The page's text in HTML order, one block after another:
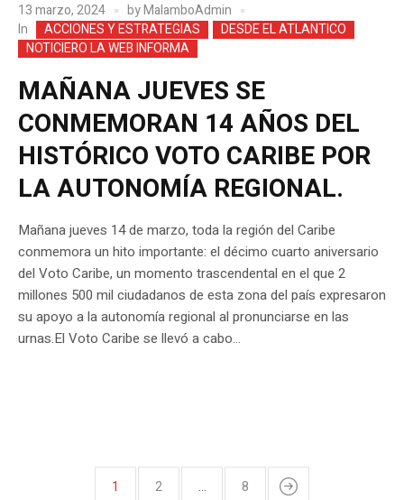
13 marzo, 2024 byMalamboAdmin
In
ACCIONES Y ESTRATEGIAS
DESDE EL ATLANTICO
NOTICIERO LA WEB INFORMA
MAÑANA JUEVES SE
CONMEMORAN 14 AÑOS DEL
HISTÓRICO VOTO CARIBE POR
LA AUTONOMÍA REGIONAL.
Mañana jueves 14 de marzo, toda la región del Caribe
conmemora un hito importante: el décimo cuarto aniversario
del Voto Caribe, un momento trascendental en el que 2
millones 500 mil ciudadanos de esta zona del país expresaron
su apoyo a la autonomía regional al pronunciarse en las
urnas.El Voto Caribe se llevó a cabo...
1 2 … 8